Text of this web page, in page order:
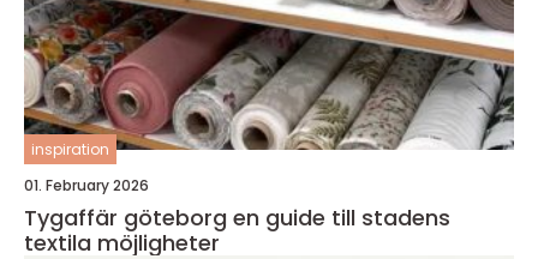
inspiration
01. February 2026
Tygaffär göteborg en guide till stadens
textila möjligheter